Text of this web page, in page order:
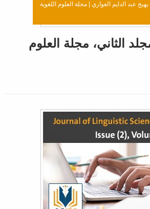
عبد الدايم العواري
مجلة العلوم اللغوية
الثاني، مجلة العلوم